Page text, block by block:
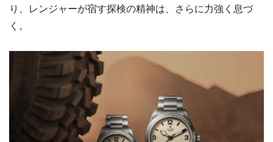
り、レンジャーが宿す探検の精神は、さらに力強く息づ
く。